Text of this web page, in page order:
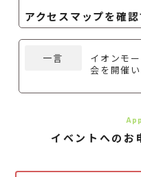
アクセスマップを確
一言
イオンモ
会を開催
イベントへのお